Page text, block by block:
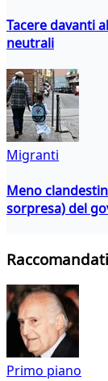
Tacere davanti
neutrali
Migranti
Meno
sorpresa) del
Primo piano